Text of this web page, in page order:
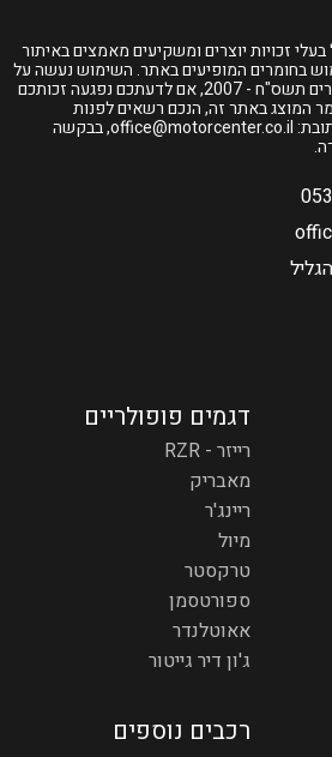
זכויות יוצרים ומשקיעים מאמצים באיתור
בחומרים המופיעים באתר. השימוש נעשה על
פי סעיף 27א לחוק זכויות יוצרים תשס"ח - 2007, אם לדעתכם נפגעה זכותכם
המוצג באתר זה, הנכם רשאים לפנות
office@motorcenter.co.il, בבקשה
דגמים פופולריים
רייזר - RZR
מאבריק
ריינג'ר
מיול
טרקסטר
ספורטסמן
אאוטלנדר
ג'ון דיר גייטור
רכבים נוספים